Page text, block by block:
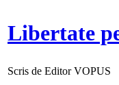
Libertate
Scris de Editor VOPUS